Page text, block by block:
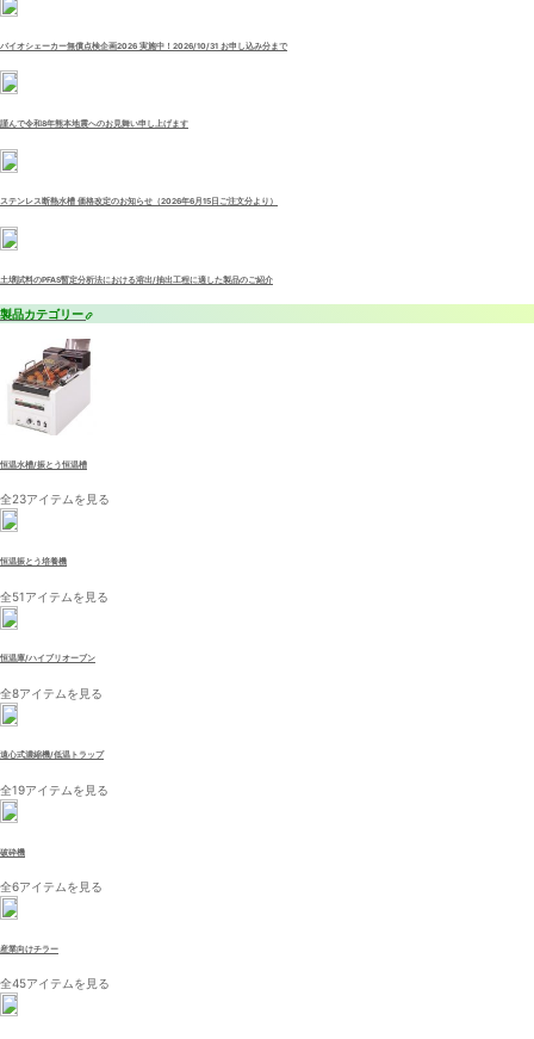
バイオシェーカー無償点検企画2026 実施中！2026/10/31 お申し込み分まで
謹んで令和8年熊本地震へのお見舞い申し上げます
ステンレス断熱水槽 価格改定のお知らせ（2026年6月15日ご注文分より）
土壌試料のPFAS暫定分析法における溶出/抽出工程に適した製品のご紹介
製品カテゴリー
恒温水槽/振とう恒温槽
全23アイテムを見る
恒温振とう培養機
全51アイテムを見る
恒温庫/ハイブリオーブン
全8アイテムを見る
遠心式濃縮機/低温トラップ
全19アイテムを見る
破砕機
全6アイテムを見る
産業向けチラー
全45アイテムを見る